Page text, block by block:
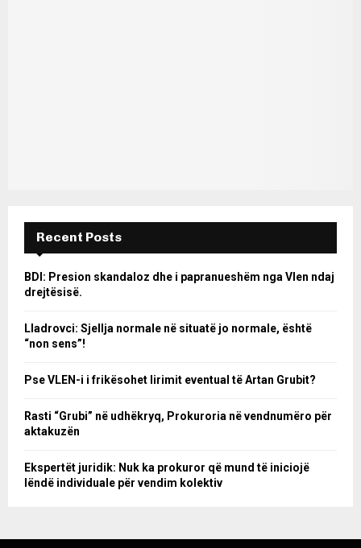
Recent Posts
BDI: Presion skandaloz dhe i papranueshëm nga Vlen ndaj
drejtësisë.
Lladrovci: Sjellja normale në situatë jo normale, është
“non sens”!
Pse VLEN-i i frikësohet lirimit eventual të Artan Grubit?
Rasti “Grubi” në udhëkryq, Prokuroria në vendnumëro për
aktakuzën
Ekspertët juridik: Nuk ka prokuror që mund të iniciojë
lëndë individuale për vendim kolektiv